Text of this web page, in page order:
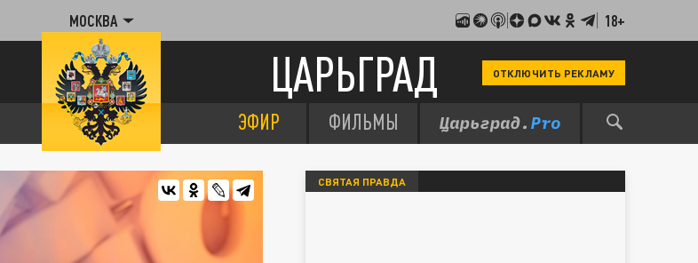
МОСКВА 18+
ЦАРЬГРАД ОТКЛЮЧИТЬ РЕКЛАМУ
ЭФИР ФИЛЬМЫ
СВЯТАЯ ПРАВДА